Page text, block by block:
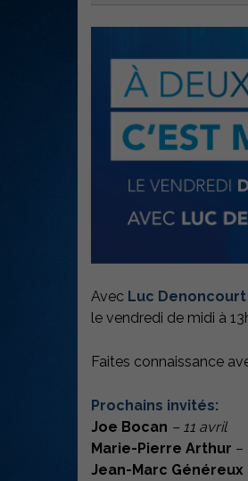
Avec Luc Denoncourt
le vendredi de midi à
Faites connaissance
Prochains invités:
Joe Bocan – 11 avril
Marie-Pierre Arthur –
Jean-Marc Généreux